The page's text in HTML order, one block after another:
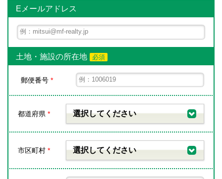
Eメールアドレス
土地・施設の所在地 必須
郵便番号 *
都道府県 * 選択してください
市区町村 * 選択してください